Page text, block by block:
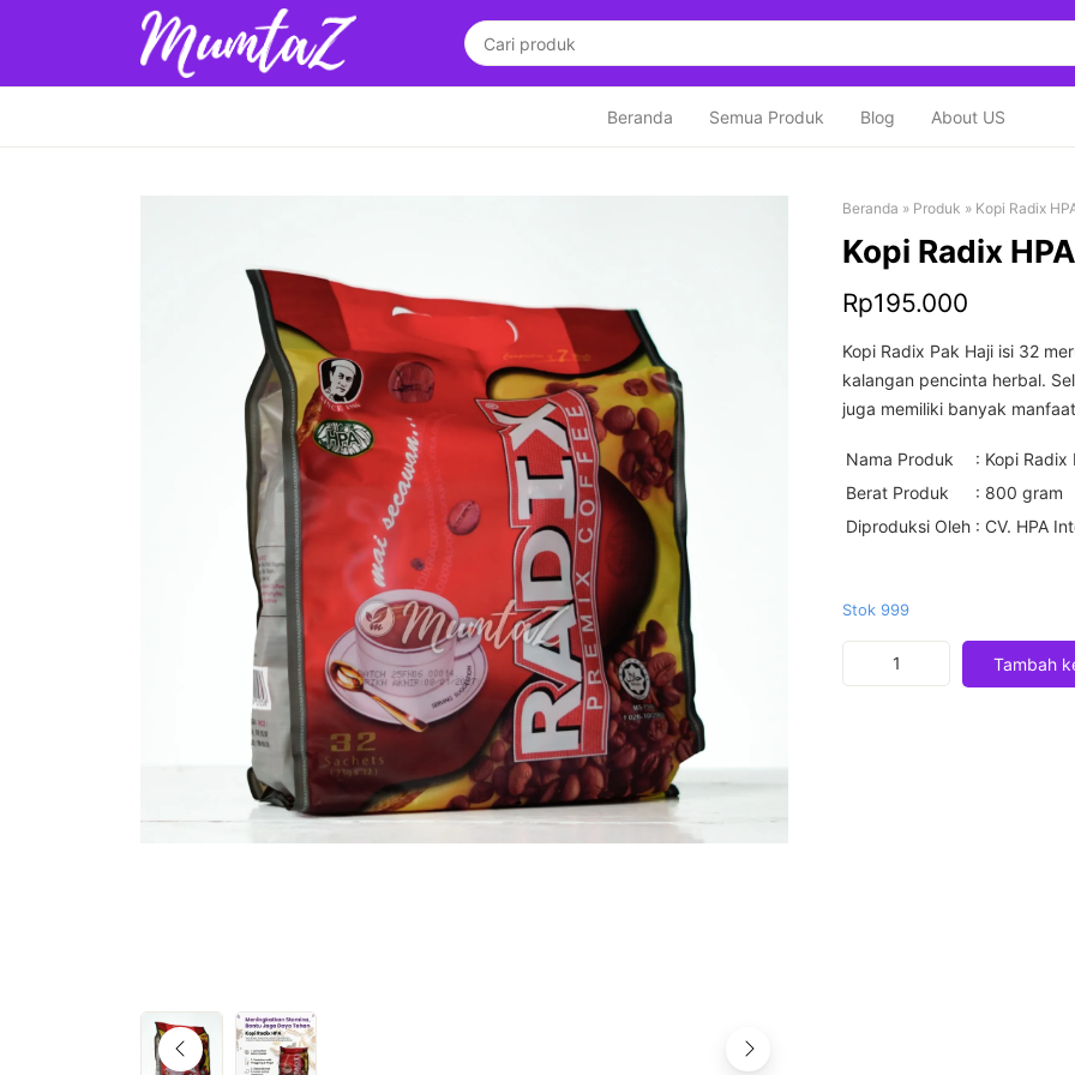
Beranda Semua Produk Blog About US
Beranda » Produk » Kopi Radix
Kopi Radix
Rp195.000
Kopi Radix Pak Haji isi 32
kalangan pencinta herbal.
juga memiliki banyak
Nama Produk
: Kopi Radix
Berat Produk
: 800 gram
Diproduksi Oleh : CV. HPA
Stok 999
Kuantitas
Kopi
Tambah